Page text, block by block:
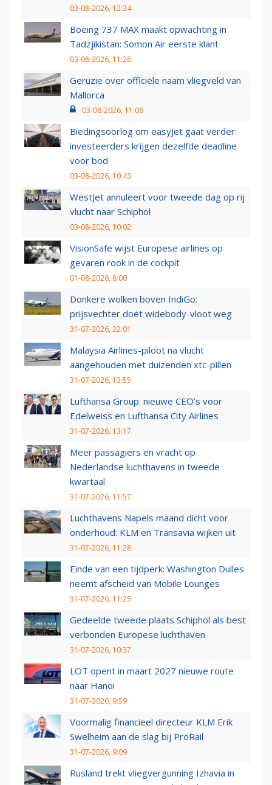
03-08-2026, 12:34
Boeing 737 MAX maakt opwachting in
Tadzjikistan: Somon Air eerste klant
03-08-2026, 11:26
Geruzie over officiële naam vliegveld van
Mallorca
03-08-2026, 11:06
Biedingsoorlog om easyJet gaat verder:
investeerders krijgen dezelfde deadline
voor bod
03-08-2026, 10:43
WestJet annuleert voor tweede dag op rij
vlucht naar Schiphol
03-08-2026, 10:02
VisionSafe wijst Europese airlines op
gevaren rook in de cockpit
01-08-2026, 8:00
Donkere wolken boven IndiGo:
prijsvechter doet widebody-vloot weg
31-07-2026, 22:01
Malaysia Airlines-piloot na vlucht
aangehouden met duizenden xtc-pillen
31-07-2026, 13:55
Lufthansa Group: nieuwe CEO’s voor
Edelweiss en Lufthansa City Airlines
31-07-2026, 13:17
Meer passagiers en vracht op
Nederlandse luchthavens in tweede
kwartaal
31-07-2026, 11:57
Luchthavens Napels maand dicht voor
onderhoud: KLM en Transavia wijken uit
31-07-2026, 11:28
Einde van een tijdperk: Washington Dulles
neemt afscheid van Mobile Lounges
31-07-2026, 11:25
Gedeelde tweede plaats Schiphol als best
verbonden Europese luchthaven
31-07-2026, 10:37
LOT opent in maart 2027 nieuwe route
naar Hanoi
31-07-2026, 9:59
Voormalig financieel directeur KLM Erik
Swelheim aan de slag bij ProRail
31-07-2026, 9:09
Rusland trekt vliegvergunning Izhavia in